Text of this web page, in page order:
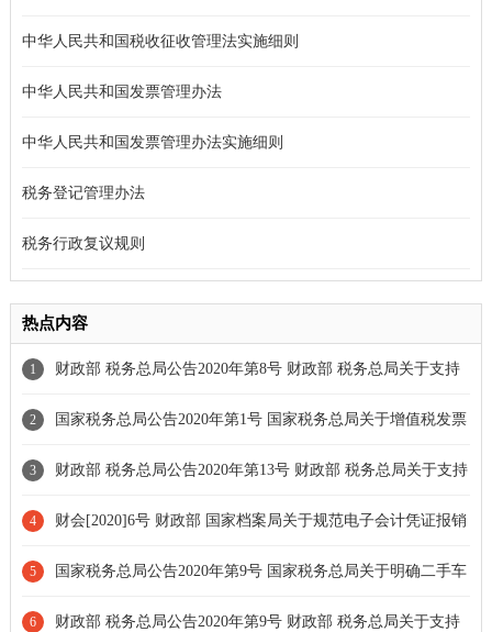
中华人民共和国税收征收管理法实施细则
中华人民共和国发票管理办法
中华人民共和国发票管理办法实施细则
税务登记管理办法
税务行政复议规则
热点内容
1 财政部 税务总局公告2020年第8号 财政部 税务总局关于支持
新型冠状病毒感染的肺炎疫情防控有关税收政策的公告[延长期限]
2 国家税务总局公告2020年第1号 国家税务总局关于增值税发票
综合服务平台等事项的公告
3 财政部 税务总局公告2020年第13号 财政部 税务总局关于支持
个体工商户复工复业增值税政策的公告[全文失效]
4 财会[2020]6号 财政部 国家档案局关于规范电子会计凭证报销
入账归档的通知
5 国家税务总局公告2020年第9号 国家税务总局关于明确二手车
经销等若干增值税征管问题的公告
6 财政部 税务总局公告2020年第9号 财政部 税务总局关于支持